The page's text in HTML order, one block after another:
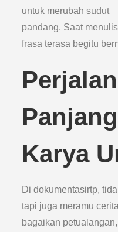
untuk merubah sudut
pandang. Saat
frasa terasa begitu
Karya
Di dokumentasirtp,
tapi juga meramu
bagaikan petualangan,